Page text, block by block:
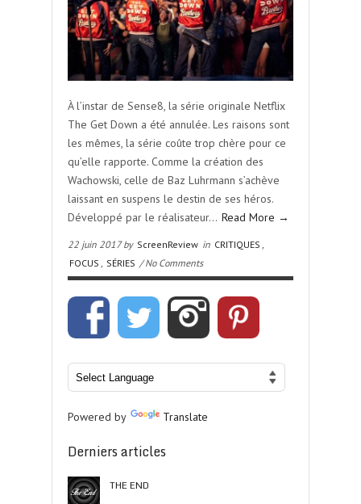
À l’instar de Sense8, la série originale Netflix
The Get Down a été annulée. Les raisons sont
les mêmes, la série coûte trop chère pour ce
qu’elle rapporte. Comme la création des
Wachowski, celle de Baz Luhrmann s’achève
laissant en suspens le destin de ses héros.
Développé par le réalisateur… Read More →
22 juin 2017 by ScreenReview in CRITIQUES ,
FOCUS , SÉRIES / No Comments
Powered by Translate
Derniers articles
THE END